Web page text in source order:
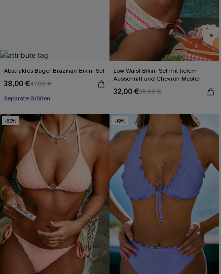
Abstraktes Bügel-Brazilian-Bikini-Set
38,00 €47,00 €
Separate Größen
Low-Waist Bikini-Set mit tiefem
Ausschnitt und Chevron-Muster
32,00 €35,00 €
-50% -19%